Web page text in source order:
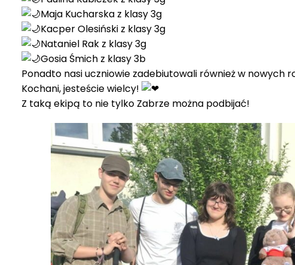
Maja Kucharska z klasy 3g
Kacper Olesiński z klasy 3g
Nataniel Rak z klasy 3g
Gosia Śmich z klasy 3b
Ponadto nasi uczniowie zadebiutowali również w nowych
Kochani, jesteście wielcy!
Z taką ekipą to nie tylko Zabrze można podbijać!